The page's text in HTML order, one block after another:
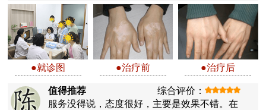
●就诊图 ●治疗前 ●治疗后
值得推荐
综合评价：
服务没得说，态度很好，主要是效果不错。在